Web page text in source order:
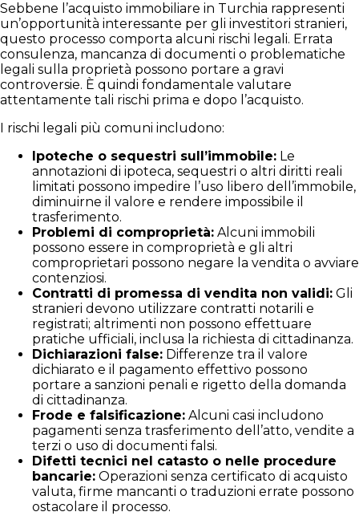
Sebbene l’acquisto immobiliare in Turchia rappresenti
un’opportunità interessante per gli investitori stranieri,
questo processo comporta alcuni rischi legali. Errata
consulenza, mancanza di documenti o problematiche
legali sulla proprietà possono portare a gravi
controversie. È quindi fondamentale valutare
attentamente tali rischi prima e dopo l’acquisto.
I rischi legali più comuni includono:
Ipoteche o sequestri sull’immobile: Le
annotazioni di ipoteca, sequestri o altri diritti reali
limitati possono impedire l’uso libero dell’immobile,
diminuirne il valore e rendere impossibile il
trasferimento.
Problemi di comproprietà: Alcuni immobili
possono essere in comproprietà e gli altri
comproprietari possono negare la vendita o avviare
contenziosi.
Contratti di promessa di vendita non validi: Gli
stranieri devono utilizzare contratti notarili e
registrati; altrimenti non possono effettuare
pratiche ufficiali, inclusa la richiesta di cittadinanza.
Dichiarazioni false: Differenze tra il valore
dichiarato e il pagamento effettivo possono
portare a sanzioni penali e rigetto della domanda
di cittadinanza.
Frode e falsificazione: Alcuni casi includono
pagamenti senza trasferimento dell’atto, vendite a
terzi o uso di documenti falsi.
Difetti tecnici nel catasto o nelle procedure
bancarie: Operazioni senza certificato di acquisto
valuta, firme mancanti o traduzioni errate possono
ostacolare il processo.